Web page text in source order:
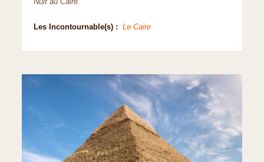
Nuit au Caire.
Les Incontournable(s) : Le Caire